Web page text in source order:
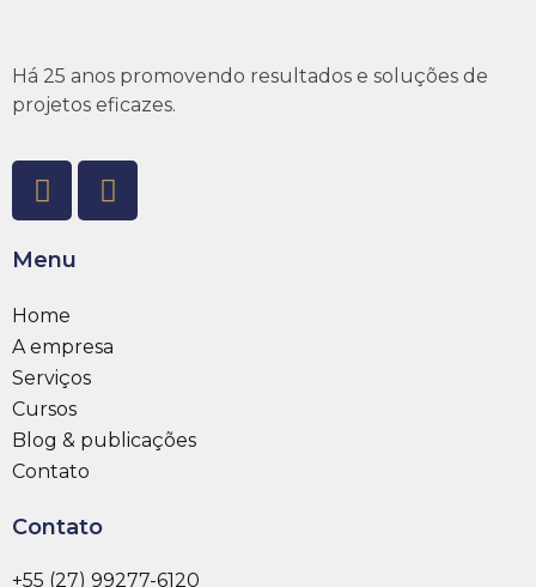
Há 25 anos promovendo resultados e soluções de
projetos eficazes.
Menu
Home
A empresa
Serviços
Cursos
Blog & publicações
Contato
Contato
+55 (27) 99277-6120